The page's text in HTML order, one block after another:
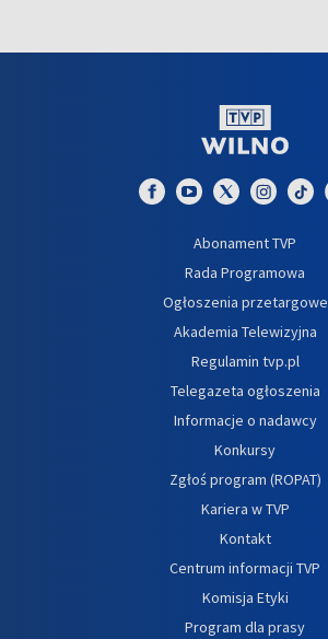
Abonament TVP
Rada Programowa
Ogłoszenia przetargowe
Akademia Telewizyjna
Regulamin tvp.pl
Telegazeta ogłoszenia
Informacje o nadawcy
Konkursy
Zgłoś program (ROPAT)
Kariera w TVP
Kontakt
Centrum informacji TVP
Komisja Etyki
Program dla prasy